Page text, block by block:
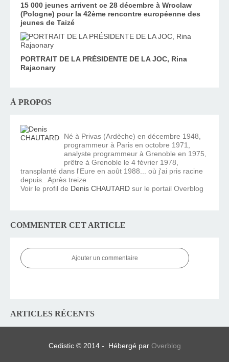
15 000 jeunes arrivent ce 28 décembre à Wroclaw
(Pologne) pour la 42ème rencontre européenne des
jeunes de Taizé
PORTRAIT DE LA PRÉSIDENTE DE LA JOC, Rina
Rajaonary
À PROPOS
Né à Privas (Ardèche) en décembre 1948,
programmeur à Paris en octobre 1971,
analyste programmeur à Grenoble en 1975,
prêtre à Grenoble le 4 février 1978,
transplanté dans l'Eure en août 1988... où j'ai pris racine
depuis.. Après treize
Voir le profil de Denis CHAUTARD sur le portail Overblog
COMMENTER CET ARTICLE
Ajouter un commentaire
ARTICLES RÉCENTS
Cedistic © 2014 - Hébergé par Overblog